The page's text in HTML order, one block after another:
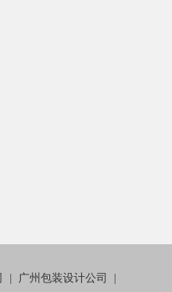
广州包装设计公司